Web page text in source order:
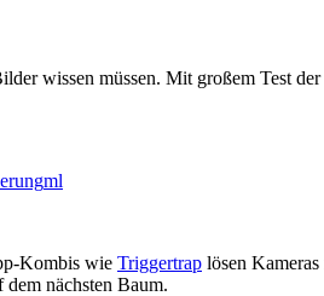
wissen müssen. Mit großem Test
ml
Kombis wie Triggertrap lösen
nächsten Baum.